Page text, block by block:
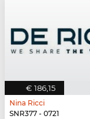
€ 186,15
Nina Ricci
SNR377 - 0721